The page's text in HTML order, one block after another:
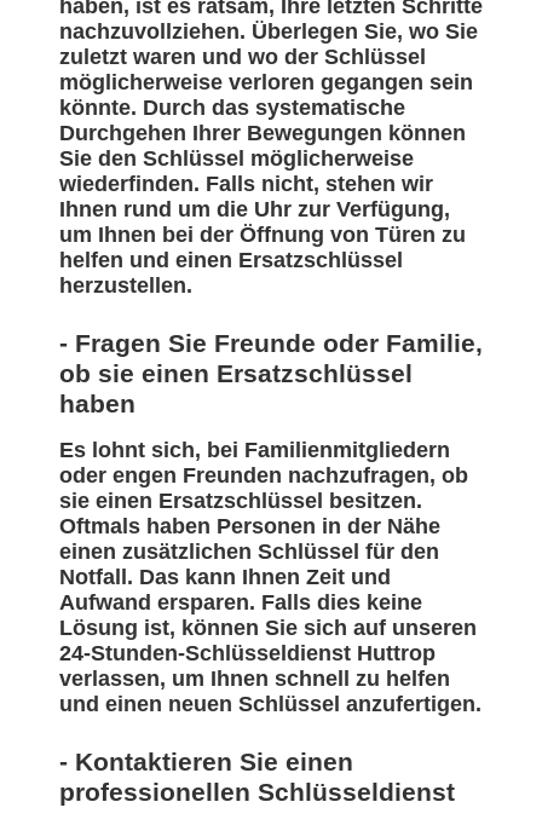
haben, ist es ratsam, Ihre letzten Schritte
nachzuvollziehen. Überlegen Sie, wo Sie
zuletzt waren und wo der Schlüssel
möglicherweise verloren gegangen sein
könnte. Durch das systematische
Durchgehen Ihrer Bewegungen können
Sie den Schlüssel möglicherweise
wiederfinden. Falls nicht, stehen wir
Ihnen rund um die Uhr zur Verfügung,
um Ihnen bei der Öffnung von Türen zu
helfen und einen Ersatzschlüssel
herzustellen.
- Fragen Sie Freunde oder Familie,
ob sie einen Ersatzschlüssel
haben
Es lohnt sich, bei Familienmitgliedern
oder engen Freunden nachzufragen, ob
sie einen Ersatzschlüssel besitzen.
Oftmals haben Personen in der Nähe
einen zusätzlichen Schlüssel für den
Notfall. Das kann Ihnen Zeit und
Aufwand ersparen. Falls dies keine
Lösung ist, können Sie sich auf unseren
24-Stunden-Schlüsseldienst Huttrop
verlassen, um Ihnen schnell zu helfen
und einen neuen Schlüssel anzufertigen.
- Kontaktieren Sie einen
professionellen Schlüsseldienst